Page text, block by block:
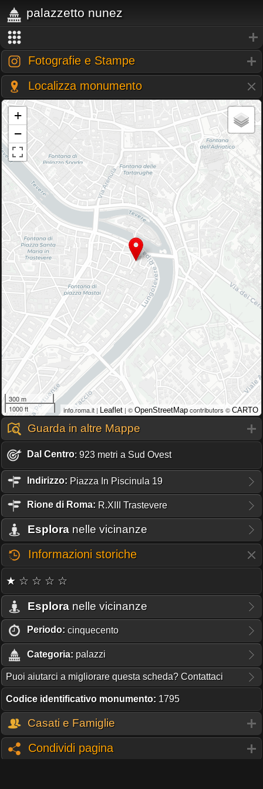
palazzetto nunez
Fotografie e Stampe
Localizza monumento
+
−
300 m
1000 ft
info.roma.it | Leaflet | © OpenStreetMap contributors © CARTO
Guarda in altre Mappe
Dal Centro: 923 metri a Sud Ovest
Indirizzo: Piazza In Piscinula 19
Rione di Roma: R.XIII Trastevere
Esplora nelle vicinanze
Informazioni storiche
★ ☆ ☆ ☆ ☆
Esplora nelle vicinanze
Periodo: cinquecento
Categoria: palazzi
Puoi aiutarci a migliorare questa scheda? Contattaci
Codice identificativo monumento: 1795
Casati e Famiglie
Condividi pagina